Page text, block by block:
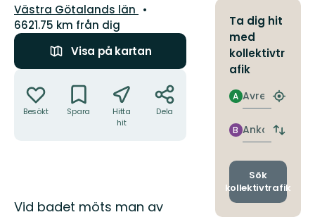
Län:
Västra Götalands län
6621.75 km från dig
Visa på kartan
Besökt Spara
Hitta
hit
Dela
Beskrivning
Vid badet möts man av
Ta dig hit
med
kollektivtr
afik
Avresa
A
Hitta
Ankomst
B
Byt
och
Sök
kollektivtrafik